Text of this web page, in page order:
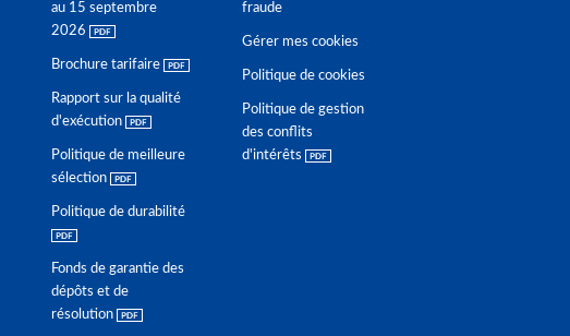
au 15 septembre
2026
Brochure tarifaire
Rapport sur la qualité
d'exécution
Politique de meilleure
sélection
Politique de durabilité
Fonds de garantie des
dépôts et de
résolution
fraude
Gérer mes cookies
Politique de cookies
Politique de gestion
des conflits
d'intérêts